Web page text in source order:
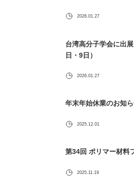
2026.01.27
台湾高分子学会に出
日・9日）
2026.01.27
年末年始休業のお知
2025.12.01
第34回 ポリマー材料
2025.11.19